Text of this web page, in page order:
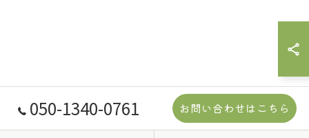
050-1340-0761 お問い合わせはこちら